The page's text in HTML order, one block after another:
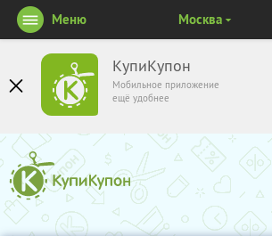
КупиКупон
Мобильное приложение
ещё удобнее
Меню Москва